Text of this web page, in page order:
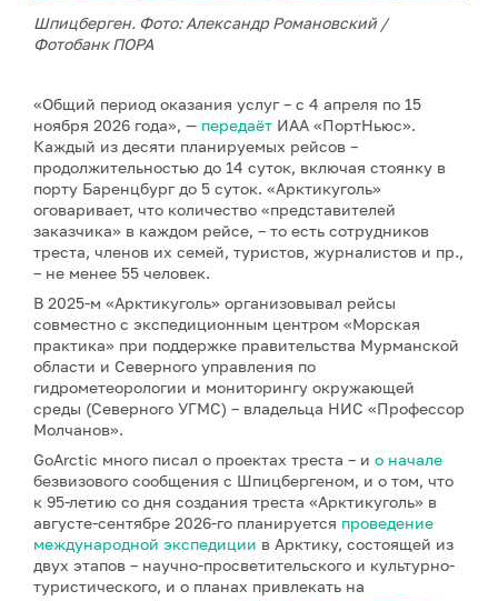
Шпицберген. Фото: Александр Романовский /
Фотобанк ПОРА
«Общий период оказания услуг – с 4 апреля по 15
ноября 2026 года», — передаёт ИАА «ПортНьюс».
Каждый из десяти планируемых рейсов –
продолжительностью до 14 суток, включая стоянку в
порту Баренцбург до 5 суток. «Арктикуголь»
оговаривает, что количество «представителей
заказчика» в каждом рейсе, – то есть сотрудников
треста, членов их семей, туристов, журналистов и пр.,
– не менее 55 человек.
В 2025-м «Арктикуголь» организовывал рейсы
совместно с экспедиционным центром «Морская
практика» при поддержке правительства Мурманской
области и Северного управления по
гидрометеорологии и мониторингу окружающей
среды (Северного УГМС) – владельца НИС «Профессор
Молчанов».
GoArctic много писал о проектах треста – и о начале
безвизового сообщения с Шпицбергеном, и о том, что
к 95-летию со дня создания треста «Арктикуголь» в
августе-сентябре 2026-го планируется проведение
международной экспедиции в Арктику, состоящей из
двух этапов – научно-просветительского и культурно-
туристического, и о планах привлекать на